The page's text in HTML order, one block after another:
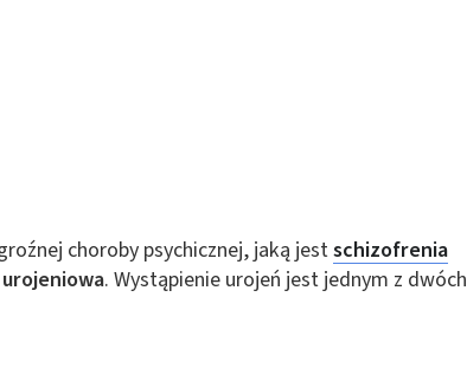
choroby psychicznej, jaką jestschizofrenia
. Wystąpienie urojeń jest jednym z dwóch